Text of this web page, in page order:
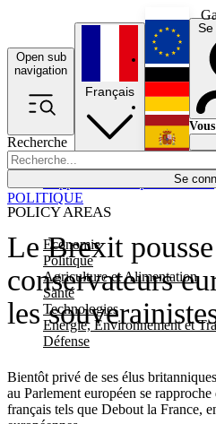
Open sub
navigation
Recherche
Se
POLICY AREAS
Economie
Politique
Agriculture et Alimentation
Santé
Technologies
Energie, Environnement et
Défense
Économie
Français
Le Brexit
conservateurs
les
Bientôt privé de ses élus
au Parlement européen se
français tels que Debout la France,
POLITIQUE